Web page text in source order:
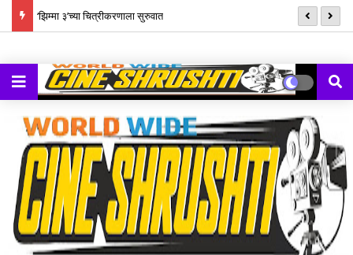
‘झिम्मा ३’च्या चित्रीकरणाला सुरुवात